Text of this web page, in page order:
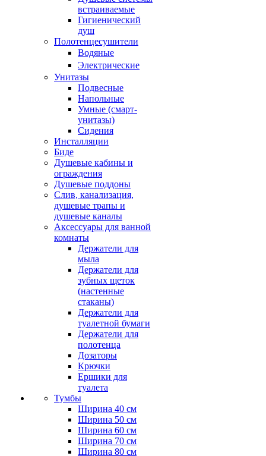
встраиваемые
Гигиенический
душ
Полотенцесушители
ㅤВодяные
ㅤЭлектрические
Унитазы
Подвесные
Напольные
Умные (смарт-
унитазы)
Сидения
Инсталляции
Биде
Душевые кабины и
ограждения
Душевые поддоны
Слив, канализация,
душевые трапы и
душевые каналы
Аксессуары для ванной
комнаты
Держатели для
мыла
Держатели для
зубных щеток
(настенные
стаканы)
Держатели для
туалетной бумаги
Держатели для
полотенца
Дозаторы
Крючки
Ершики для
туалета
Тумбы
Ширина 40 см
Ширина 50 см
Ширина 60 см
Ширина 70 см
Ширина 80 см